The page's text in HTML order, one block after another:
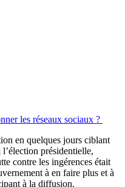
les réseaux sociaux ?
en quelques jours ciblant
l’élection présidentielle,
contre les ingérences était
à en faire plus et à
à la diffusion.